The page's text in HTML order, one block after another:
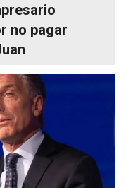
no pagar